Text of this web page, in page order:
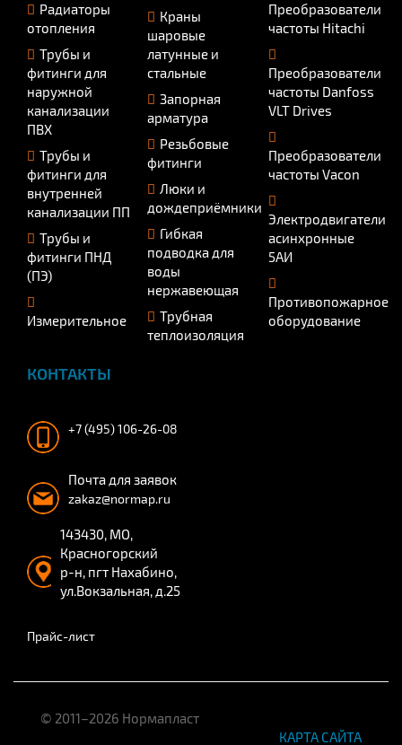
Радиаторы
отопления
Трубы и
фитинги для
наружной
канализации
ПВХ
Трубы и
фитинги для
внутренней
канализации ПП
Трубы и
фитинги ПНД
(ПЭ)
Измерительное
Краны
шаровые
латунные и
стальные
Запорная
арматура
Резьбовые
фитинги
Люки и
дождеприёмники
Гибкая
подводка для
воды
нержавеющая
Трубная
теплоизоляция
Преобразователи
частоты Hitachi
Преобразователи
частоты Danfoss
VLT Drives
Преобразователи
частоты Vacon
Электродвигатели
асинхронные
5АИ
Противопожарное
оборудование
КОНТАКТЫ
+7 (495) 106-26-08
Почта для заявок
zakaz@normap.ru
143430, МО,
Красногорский
р-н, пгт Нахабино,
ул.Вокзальная, д.25
Прайс-лист
© 2011–2026 Нормапласт
КАРТА САЙТА